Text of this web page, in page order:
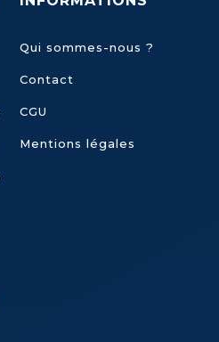
Qui sommes-nous ?
Contact
CGU
Mentions légales